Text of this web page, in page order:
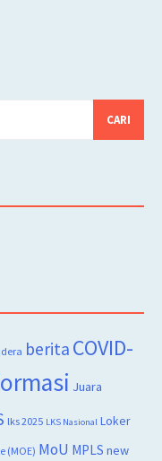
berita COVID-
Juara
lks 2025 LKS Nasional Loker
(MOE) MoU MPLS new